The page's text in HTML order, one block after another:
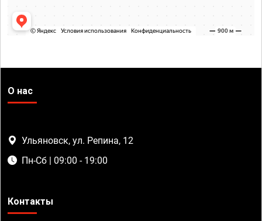
О нас
Ульяновск, ул. Репина, 12
Пн-Сб | 09:00 - 19:00
Контакты